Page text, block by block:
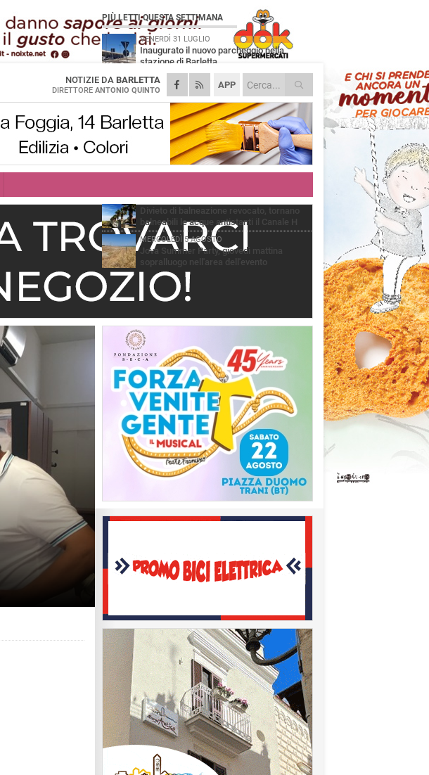
APP
NOTIZIE DA BARLETTA
DIRETTORE ANTONIO QUINTO
PIÙ LETTI QUESTA SETTIMANA
VENERDÌ 31 LUGLIO
Inaugurato il nuovo parcheggio nella
stazione di Barletta
MERCOLEDÌ 5 AGOSTO
Barletta piange Gioacchino Dagnello:
64enne barlettano investito all'alba a Trani
GIOVEDÌ 30 LUGLIO
Rapina all'Ipercoop di Barletta: nel mirino la
gioielleria, banditi in fuga
DOMENICA 2 AGOSTO
Beni confiscati alla mafia. Nasce il servizio
VENERDÌ 31 LUGLIO
Divieto di balneazione revocato, tornano
balneabili le acque antistanti il Canale H
MERCOLEDÌ 5 AGOSTO
Jova Summer Party, giovedì mattina
sopralluogo nell'area dell'evento